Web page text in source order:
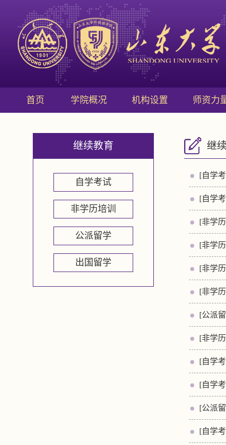
首页 学院概况 机构设置 师资力
继续教育
自学考试
非学历培训
公派留学
出国留学
继
[自学
[自学
[非学
[非学
[非学
[非学
[公派
[非学
[自学
[自学
[公派
[自学